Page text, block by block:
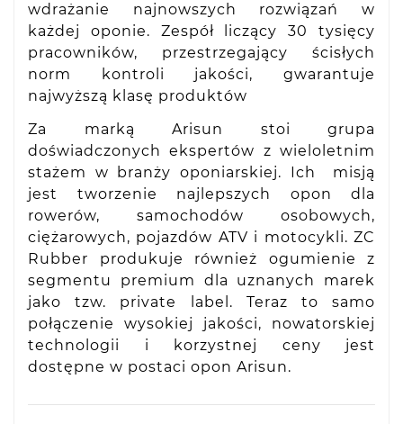
wdrażanie najnowszych rozwiązań w
każdej oponie. Zespół liczący 30 tysięcy
pracowników, przestrzegający ścisłych
norm kontroli jakości, gwarantuje
najwyższą klasę produktów
Za marką Arisun stoi grupa
doświadczonych ekspertów z wieloletnim
stażem w branży oponiarskiej. Ich misją
jest tworzenie najlepszych opon dla
rowerów, samochodów osobowych,
ciężarowych, pojazdów ATV i motocykli. ZC
Rubber produkuje również ogumienie z
segmentu premium dla uznanych marek
jako tzw. private label. Teraz to samo
połączenie wysokiej jakości, nowatorskiej
technologii i korzystnej ceny jest
dostępne w postaci opon Arisun.